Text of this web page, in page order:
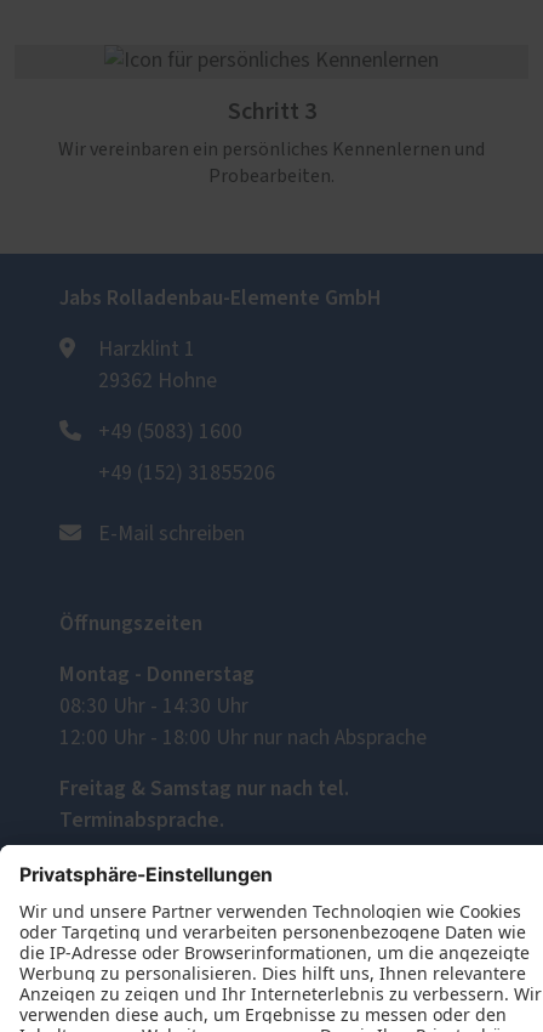
Schritt 3
Wir vereinbaren ein persönliches Kennenlernen und
Probearbeiten.
Jabs Rolladenbau-Elemente GmbH
Harzklint 1
29362 Hohne
+49 (5083) 1600
+49 (152) 31855206
E-Mail schreiben
Öffnungszeiten
Montag - Donnerstag
08:30 Uhr - 14:30 Uhr
12:00 Uhr - 18:00 Uhr nur nach Absprache
Freitag & Samstag nur nach tel.
Terminabsprache.
Folgen Sie uns